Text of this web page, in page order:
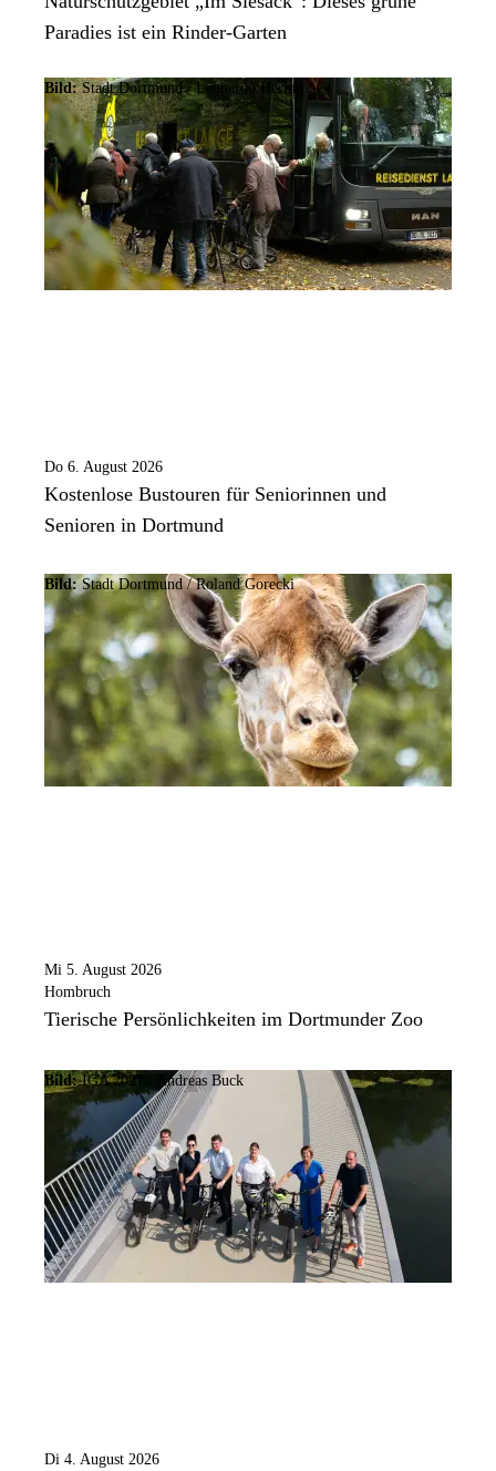
Paradies ist ein Rinder-Garten
Bild: Stadt Dortmund / Leonardo Hering
Do 6. August 2026
Kostenlose Bustouren für Seniorinnen und
Senioren in Dortmund
Bild:Stadt Dortmund / Roland Gorecki
Mi 5. August 2026
Hombruch
Tierische Persönlichkeiten im Dortmunder Zoo
Bild: IGA 2027 / Andreas Buck
Di 4. August 2026